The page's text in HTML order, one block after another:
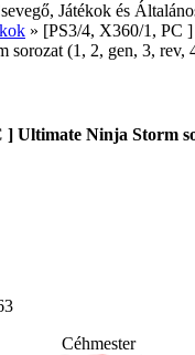
Játékok és
» [PS3/4, X360/1, PC ]
sorozat (1, 2, gen, 3, rev,
] Ultimate Ninja Storm
Céhmester